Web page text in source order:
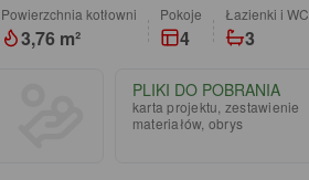
Powierzchnia kotłowni
3,76 m²
pokoje
4
łazienki i WC
3
PLIKI DO POBRANIA
karta projektu, zestawienie
materiałów, obrys